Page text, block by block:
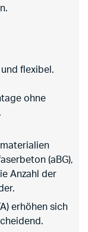
flexibel.
ohne
(aBG),
Anzahl der
erhöhen sich